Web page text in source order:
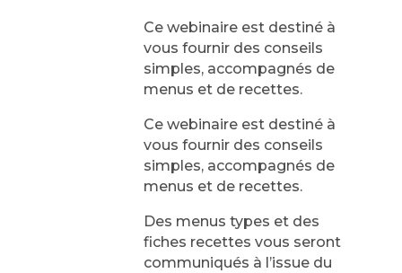
Ce webinaire est destiné à
vous fournir des conseils
simples, accompagnés de
menus et de recettes.
Ce webinaire est destiné à
vous fournir des conseils
simples, accompagnés de
menus et de recettes.
Des menus types et des
fiches recettes vous seront
communiqués à l’issue du